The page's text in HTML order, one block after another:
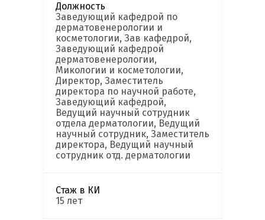
Должность
Заведующий кафедрой по
дерматовенерологии и
косметологии, Зав кафедрой,
Заведующий кафедрой
дерматовенерологии,
Микологии и косметологии,
Директор, Заместитель
директора по научной работе,
Заведующий кафедрой,
Ведущий научный сотрудник
отдела дерматологии, Ведущий
научный сотрудник, Заместитель
директора, Ведущий научный
сотрудник отд. дерматологии
Стаж в КИ
15 лет